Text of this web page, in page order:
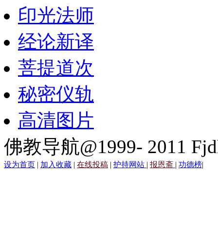
印光法师
经论新译
菩提道次
秘密仪轨
高清图片
佛教导航@1999- 2011
设为首页 | 加入收藏 | 在线投稿 | 护持网站 | 报恩斋 | 功德榜|